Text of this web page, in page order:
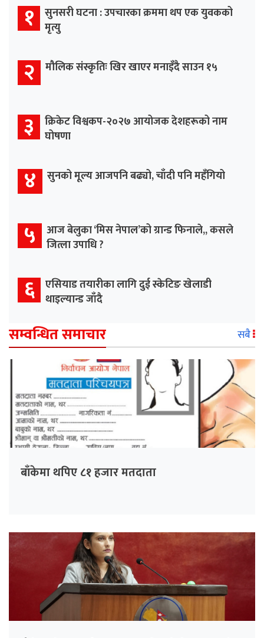
१ सुनसरी घटना : उपचारका क्रममा थप एक युवकको
मृत्यु
२ मौलिक संस्कृतिः खिर खाएर मनाइँदै साउन १५
३ क्रिकेट विश्वकप-२०२७ आयोजक देशहरूको नाम
घोषणा
४ सुनको मूल्य आजपनि बढ्यो, चाँदी पनि महँगियो
५ आज बेलुका ‘मिस नेपाल’को ग्रान्ड फिनाले,, कसले
जित्ला उपाधि ?
६ एसियाड तयारीका लागि दुई स्केटिङ खेलाडी
थाइल्यान्ड जाँदै
सम्वन्धित समाचार सबै
बाँकेमा थपिए ८१ हजार मतदाता